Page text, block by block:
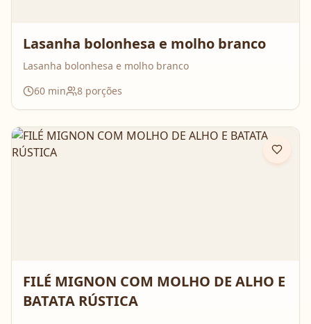
Lasanha bolonhesa e molho branco
Lasanha bolonhesa e molho branco
60 min 8 porções
FILÉ MIGNON COM MOLHO DE ALHO E
BATATA RÚSTICA